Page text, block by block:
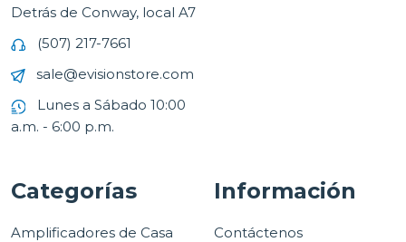
Detrás de Conway, local A7
(507) 217-7661
sale@evisionstore.com
Lunes a Sábado 10:00
a.m. - 6:00 p.m.
Categorías
Amplificadores de Casa
Información
Contáctenos